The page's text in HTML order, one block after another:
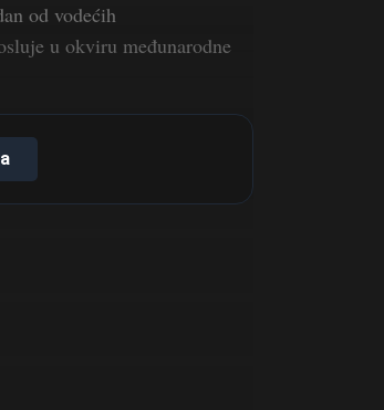
od vodećih
u okviru međunarodne